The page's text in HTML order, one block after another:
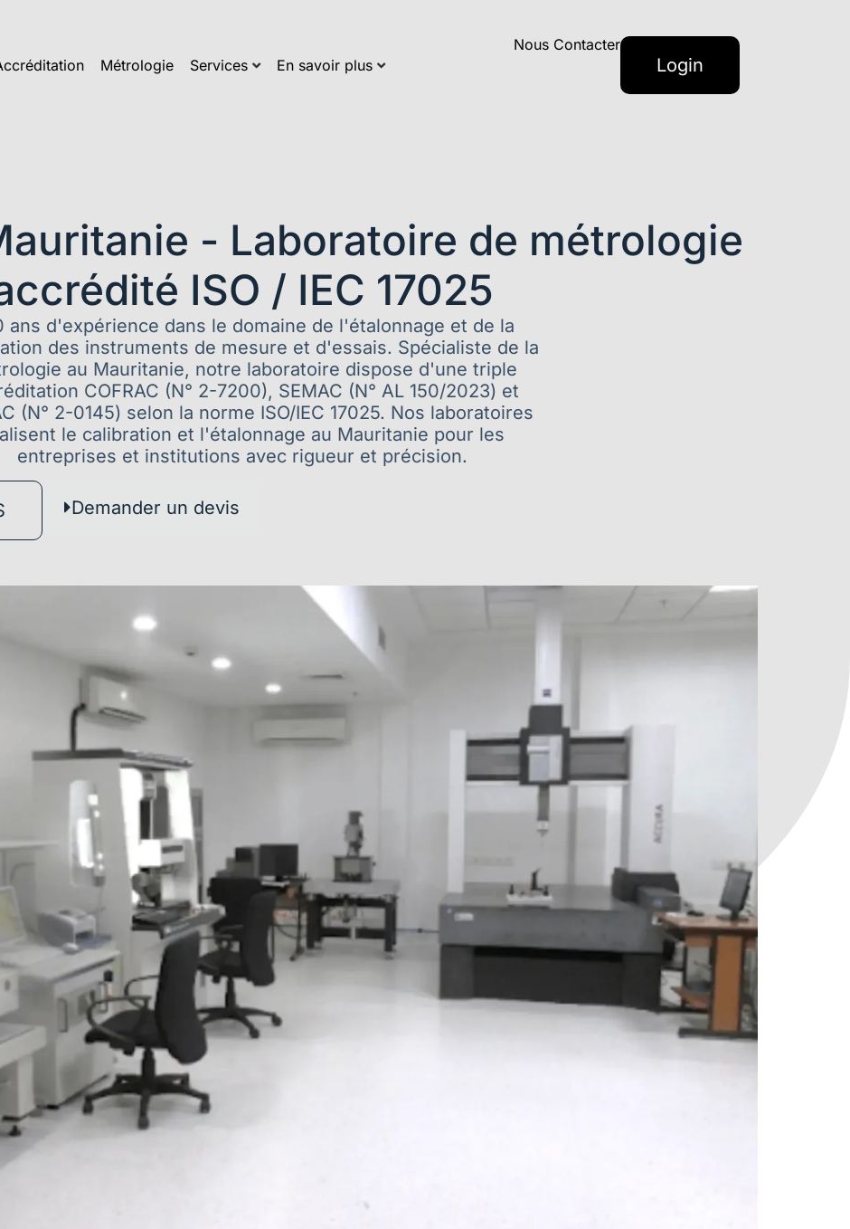
Métrologie Services En savoir plus
Nous Contacter
Login
- Laboratoire de métrologie
ISO / IEC 17025
ans d'expérience dans le domaine de l'étalonnage et de la
des instruments de mesure et d'essais. Spécialiste de la
au Mauritanie, notre laboratoire dispose d'une triple
COFRAC (N° 2-7200), SEMAC (N° AL 150/2023) et
(N° 2-0145) selon la norme ISO/IEC 17025. Nos laboratoires
le calibration et l'étalonnage au Mauritanie pour les
entreprises et institutions avec rigueur et précision.
Demander un devis